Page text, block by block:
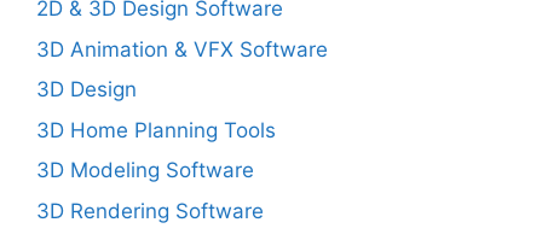
2D & 3D Design Software
3D Animation & VFX Software
3D Design
3D Home Planning Tools
3D Modeling Software
3D Rendering Software